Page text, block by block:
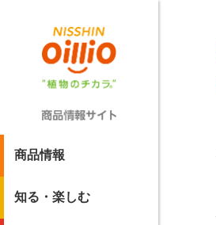
商品情報
知る・楽しむ